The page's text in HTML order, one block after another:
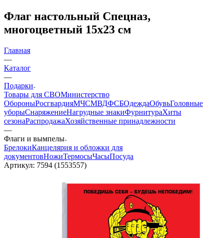
Флаг настольный Спецназ,
многоцветный 15х23 см
Главная
—
Каталог
—
Подарки
Товары для СВОМинистерство
ОбороныРосгвардияМЧСМВДФСБОдеждаОбувьГоловные
уборыСнаряжениеНагрудные знакиФурнитураХиты
сезонаРаспродажаХозяйственные принадлежности
—
Флаги и вымпелы
БрелокиКанцелярия и обложки для
документовНожиТермосыЧасыПосуда
Артикул: 7594 (1553557)